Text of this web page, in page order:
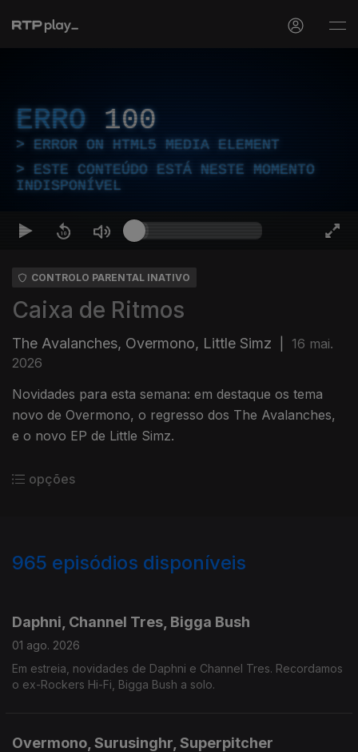
ERRO 100
ERROR ON HTML5 MEDIA ELEMENT
ESTE CONTEÚDO ESTÁ NESTE MOMENTO
INDISPONÍVEL
CONTROLO PARENTAL INATIVO
Caixa de Ritmos
The Avalanches, Overmono, Little Simz
16 mai.
2026
Novidades para esta semana: em destaque os tema
novo de Overmono, o regresso dos The Avalanches,
e o novo EP de Little Simz.
opções
965 episódios disponíveis
Daphni, Channel Tres, Bigga Bush
01 ago. 2026
Em estreia, novidades de Daphni e Channel Tres. Recordamos
o ex-Rockers Hi-Fi, Bigga Bush a solo.
Overmono, Surusinghr, Superpitcher